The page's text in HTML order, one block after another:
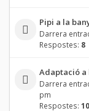
Pipi a la
Darrera
Respostes: 8
Adaptació a
Darrera
pm
Respostes: 10